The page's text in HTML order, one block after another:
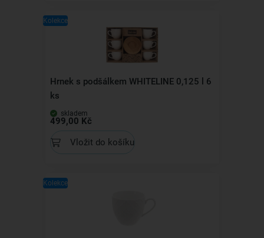
Kolekce
Hrnek s podšálkem WHITELINE 0,125 l 6
ks
skladem
499,00 Kč
Vložit do košíku
Kolekce